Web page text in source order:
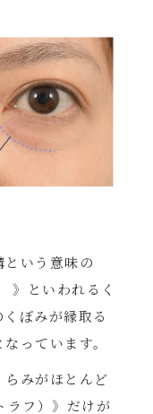
いう意味の
といわれるく
ぼみが縁取る
っています。
みがほとんど
フ）》だけが